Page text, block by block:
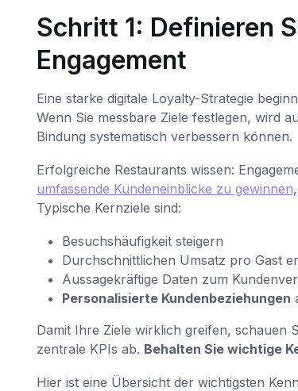
Schritt 1: Definieren
Engagement
Eine starke digitale Loyalty-Strategie
Wenn Sie messbare Ziele festlegen, wird
Bindung systematisch verbessern können.
Erfolgreiche Restaurants wissen:
umfassende Kundeneinblicke zu gewinnen
Typische Kernziele sind:
Besuchshäufigkeit steigern
Durchschnittlichen Umsatz pro Gast
Aussagekräftige Daten zum
Personalisierte Kundenbeziehungen
Damit Ihre Ziele wirklich greifen, schauen
zentrale KPIs ab. Behalten Sie wichtige
Hier ist eine Übersicht der wichtigsten